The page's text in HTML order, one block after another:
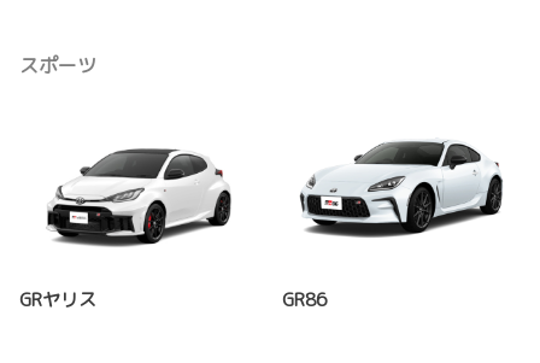
スポーツ
GRヤリス GR86